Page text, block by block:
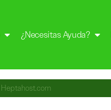
¿Necesitas Ayuda?
Heptahost.com